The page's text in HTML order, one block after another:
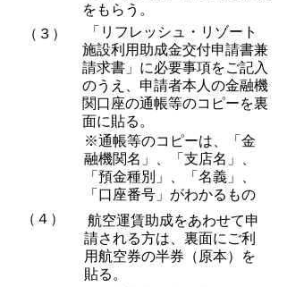
をもらう。
（３）
「リフレッシュ・リゾート
施設利用助成金交付申請書兼
請求書」に必要事項をご記入
のうえ、申請者本人の金融機
関口座の通帳等のコピーを裏
面に貼る。
※通帳等のコピーは、「金
融機関名」、「支店名」、
「預金種別」、「名義」、
「口座番号」がわかるもの
（４）
航空運賃助成をあわせて申
請される方は、裏面にご利
用航空券の半券（原本）を
貼る。